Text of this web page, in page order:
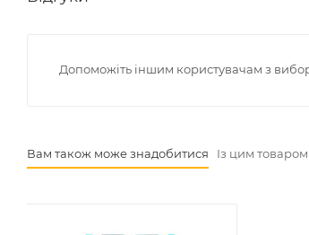
Допоможіть іншим користувачам з
Вам також може знадобитися Із цим